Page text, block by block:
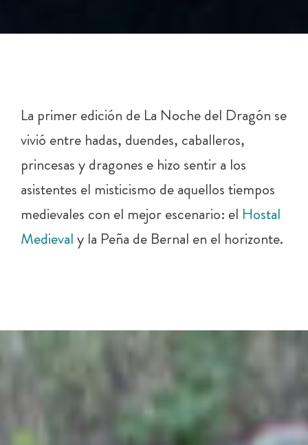
La primer edición de La Noche del Dragón se
vivió entre hadas, duendes, caballeros,
princesas y dragones e hizo sentir a los
asistentes el misticismo de aquellos tiempos
medievales con el mejor escenario: el Hostal
Medievaly la Peña de Bernal en el horizonte.